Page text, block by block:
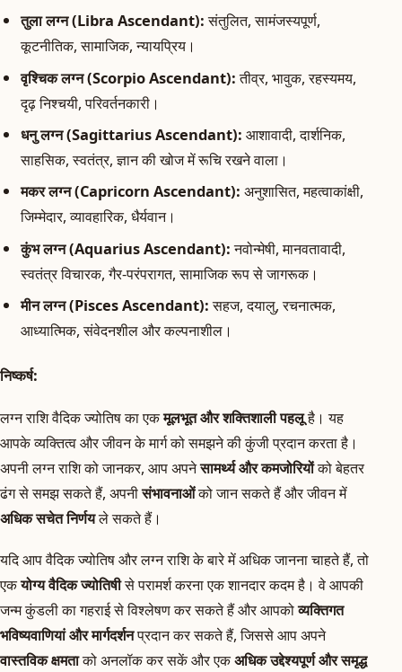
तुला लग्न (Libra Ascendant):संतुलित, सामंजस्यपूर्ण,
कूटनीतिक, सामाजिक, न्यायप्रिय।
वृश्चिक लग्न (Scorpio Ascendant):तीव्र, भावुक, रहस्यमय,
दृढ़ निश्चयी, परिवर्तनकारी।
धनु लग्न (Sagittarius Ascendant): आशावादी, दार्शनिक,
साहसिक, स्वतंत्र, ज्ञान की खोज में रूचि रखने वाला।
मकर लग्न (Capricorn Ascendant): अनुशासित, महत्वाकांक्षी,
जिम्मेदार, व्यावहारिक, धैर्यवान।
कुंभ लग्न (Aquarius Ascendant):नवोन्मेषी, मानवतावादी,
स्वतंत्र विचारक, गैर-परंपरागत, सामाजिक रूप से जागरूक।
मीन लग्न (Pisces Ascendant):सहज, दयालु, रचनात्मक,
आध्यात्मिक, संवेदनशील और कल्पनाशील।
निष्कर्ष:
लग्न राशि वैदिक ज्योतिष का एकमूलभूत और शक्तिशाली पहलूहै। यह
आपके व्यक्तित्व और जीवन के मार्ग को समझने की कुंजी प्रदान करता है।
अपनी लग्न राशि को जानकर, आप अपनेसामर्थ्य और कमजोरियोंको बेहतर
ढंग से समझ सकते हैं, अपनीसंभावनाओंको जान सकते हैं और जीवन में
अधिक सचेत निर्णयले सकते हैं।
यदि आप वैदिक ज्योतिष और लग्न राशि के बारे में अधिक जानना चाहते हैं, तो
एकयोग्य वैदिक ज्योतिषीसे परामर्श करना एक शानदार कदम है। वे आपकी
जन्म कुंडली का गहराई से विश्लेषण कर सकते हैं और आपकोव्यक्तिगत
भविष्यवाणियां और मार्गदर्शनप्रदान कर सकते हैं, जिससे आप अपने
वास्तविक क्षमताको अनलॉक कर सकें और एकअधिक उद्देश्यपूर्ण और समृद्ध